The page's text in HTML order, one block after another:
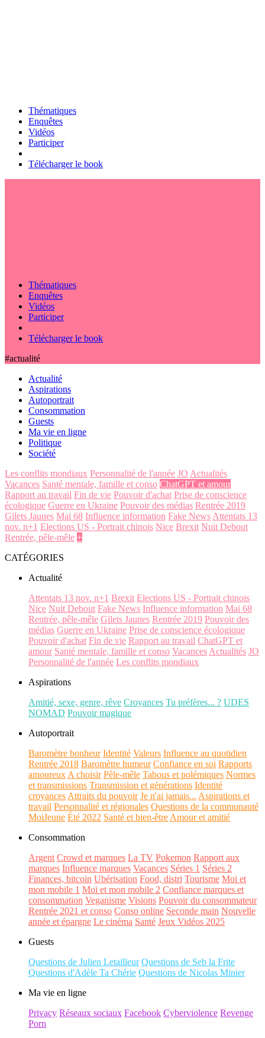
Thématiques
Enquêtes
Vidéos
Participer
Télécharger le book
Thématiques
Enquêtes
Vidéos
Participer
Télécharger le book
#actualité
Actualité
Aspirations
Autoportrait
Consommation
Guests
Ma vie en ligne
Politique
Société
Les conflits mondiaux Personnalité de l'année JO Actualités
Vacances Santé mentale, famille et conso ChatGPT et amour
Rapport au travail Fin de vie Pouvoir d'achat Prise de conscience
écologique Guerre en Ukraine Pouvoir des médias Rentrée 2019
Gilets Jaunes Mai 68 Influence information Fake News Attentats 13
nov. n+1 Elections US - Portrait chinois Nice Brexit Nuit Debout
Rentrée, pêle-mêle +
CATÉGORIES
Actualité
Attentats 13 nov. n+1 Brexit Elections US - Portrait chinois
Nice Nuit Debout Fake News Influence information Mai 68
Rentrée, pêle-mêle Gilets Jaunes Rentrée 2019 Pouvoir des
médias Guerre en Ukraine Prise de conscience écologique
Pouvoir d'achat Fin de vie Rapport au travail ChatGPT et
amour Santé mentale, famille et conso Vacances Actualités JO
Personnalité de l'année Les conflits mondiaux
Aspirations
Amitié, sexe, genre, rêve Croyances Tu préfères... ? UDES
NOMAD Pouvoir magique
Autoportrait
Baromètre bonheur Identité Valeurs Influence au quotidien
Rentrée 2018 Baromètre humeur Confiance en soi Rapports
amoureux A choisir Pêle-mêle Tabous et polémiques Normes
et transmissions Transmission et générations Identité
croyances Attraits du pouvoir Je n'ai jamais... Aspirations et
travail Personnalité et régionales Questions de la communauté
MoiJeune Été 2022 Santé et bien-être Amour et amitié
Consommation
Argent Crowd et marques La TV Pokemon Rapport aux
marques Influence marques Vacances Séries 1 Séries 2
Finances, bitcoin Ubérisation Food, distri Tourisme Moi et
mon mobile 1 Moi et mon mobile 2 Confiance marques et
consommation Veganisme Visions Pouvoir du consommateur
Rentrée 2021 et conso Conso online Seconde main Nouvelle
année et épargne Le cinéma Santé Jeux Vidéos 2025
Guests
Questions de Julien Letailleur Questions de Seb la Frite
Questions d'Adèle Ta Chérie Questions de Nicolas Minier
Ma vie en ligne
Privacy Réseaux sociaux Facebook Cyberviolence Revenge
Porn